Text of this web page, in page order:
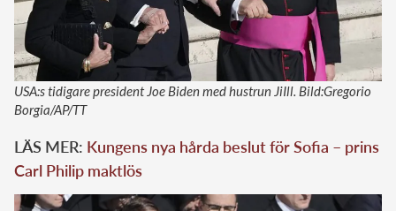
USA:s tidigare president Joe Biden med hustrun JiIll. Bild:Gregorio
Borgia/AP/TT
LÄS MER: Kungens nya hårda beslut för Sofia – prins
Carl Philip maktlös